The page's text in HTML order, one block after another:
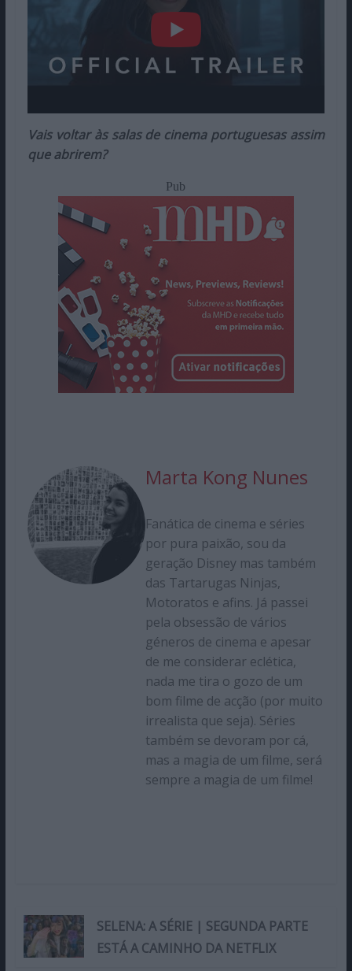
Vais voltar às salas de cinema portuguesas assim
que abrirem?
Pub
Marta Kong Nunes
Fanática de cinema e séries
por pura paixão, sou da
geração Disney mas também
das Tartarugas Ninjas,
Motoratos e afins. Já passei
pela obsessão de vários
géneros de cinema e apesar
de me considerar eclética,
nada me tira o gozo de um
bom filme de acção (por muito
irrealista que seja). Séries
também se devoram por cá,
mas a magia de um filme, será
sempre a magia de um filme!
SELENA: A SÉRIE | SEGUNDA PARTE
ESTÁ A CAMINHO DA NETFLIX